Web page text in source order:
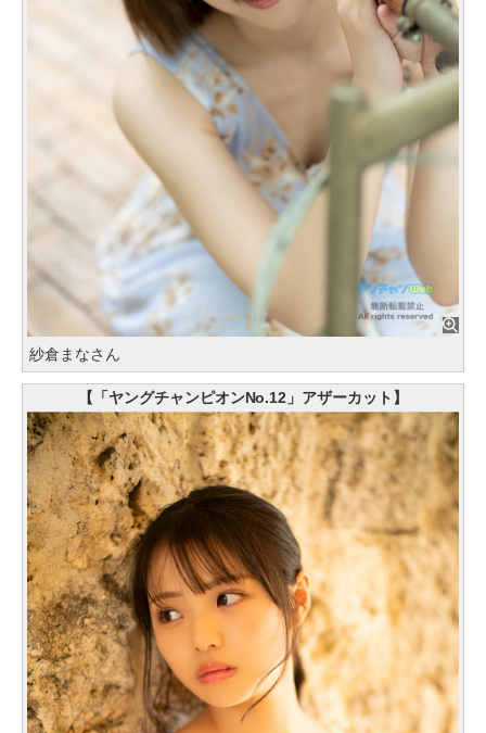
紗倉まなさん
【「ヤングチャンピオンNo.12」アザーカット】